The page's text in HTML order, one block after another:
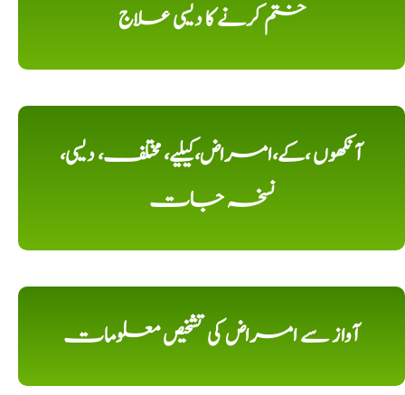
ختم کرنے کا دیسی علاج
آنکھوں ،کے،امراض،کیلیے، مختلف، دیسی،
نسخہ جات
آواز سے امراض کی تشخیص معلومات